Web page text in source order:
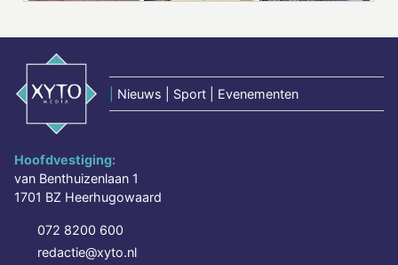
Nieuws | Sport | Evenementen
Hoofdvestiging:
van Benthuizenlaan 1
1701 BZ Heerhugowaard
072 8200 600
redactie@xyto.nl